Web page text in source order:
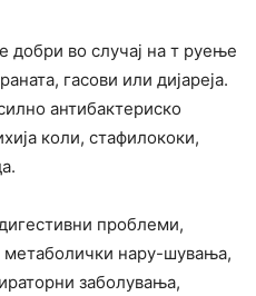
добри во случај на т руење
гасови или дијареја.
антибактериско
коли, стафилококи,
проблеми,
метаболички нару-шувања,
заболувања,